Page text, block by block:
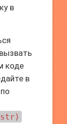
в
коде
в